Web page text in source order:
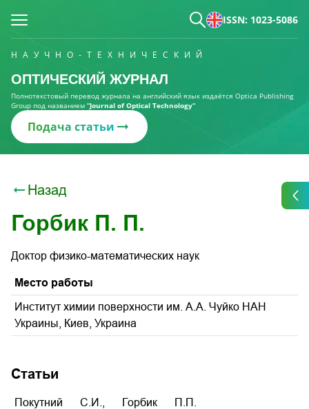
ISSN: 1023-5086
НАУЧНО-ТЕХНИЧЕСКИЙ
ОПТИЧЕСКИЙ ЖУРНАЛ
Полнотекстовый перевод журнала на английский язык издаётся Optica Publishing
Group под названием “Journal of Optical Technology“
Подача статьи
Назад
Горбик П. П.
Доктор физико-математических наук
Место работы
Институт химии поверхности им. А.А. Чуйко НАН
Украины, Киев, Украина
Статьи
Покутний С.И., Горбик П.П.